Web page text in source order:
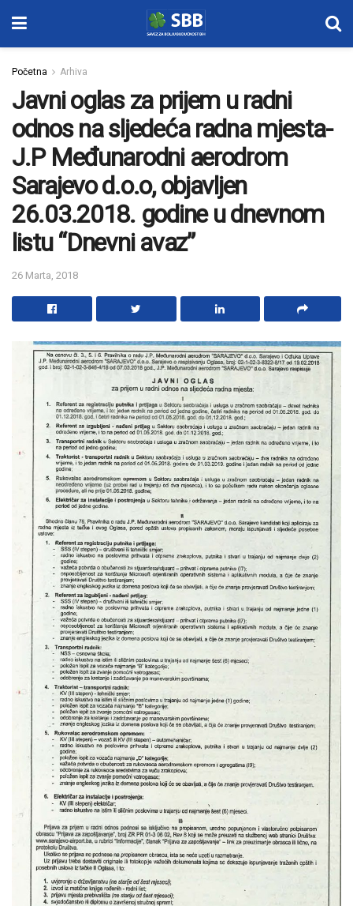
Početna Arhiva
Javni oglas za prijem u radni
odnos na sljedeća radna mjesta-
J.P Međunarodni aerodrom
Sarajevo d.o.o, objavljen
26.03.2018. godine u dnevnom
listu “Dnevni avaz”
26 Marta, 2018